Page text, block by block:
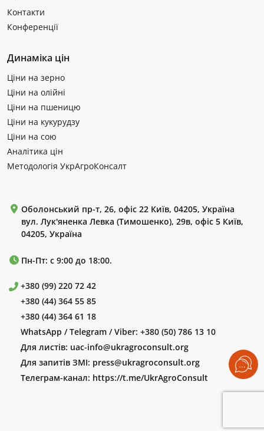
Контакти
Конференції
Динаміка цін
Ціни на зерно
Ціни на олійні
Ціни на пшеницю
Ціни на кукурудзу
Ціни на сою
Аналітика цін
Методологія УкрАгроКонсалт
Оболонський пр-т, 26, офіс 22 Київ, 04205, Україна
вул. Лук'яненка Левка (Тимошенко), 29в, офіс 5 Київ,
04205, Україна
Пн-Пт: с 9:00 до 18:00.
+380 (99) 220 72 42
+380 (44) 364 55 85
+380 (44) 364 61 18
WhatsApp / Telegram / Viber: +380 (50) 786 13 10
Для листів: uac-info@ukragroconsult.org
Для запитів ЗМІ: press@ukragroconsult.org
Телеграм-канал: https://t.me/UkrAgroConsult